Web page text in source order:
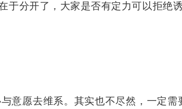
分开了，大家是否有定力可以拒绝诱
意愿去维系。 其实也不尽然，一定需